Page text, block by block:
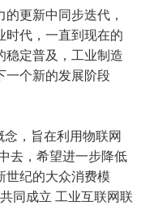
更新中同步迭代，
时代，一直到现在的
稳定普及，工业制造
一个新的发展阶段
念，旨在利用物联网
去，希望进一步降低
世纪的大众消费模
同成立 工业互联网联